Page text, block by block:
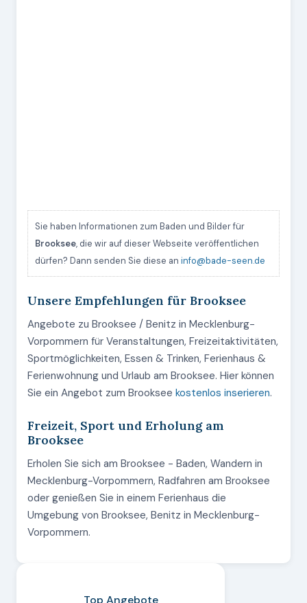
Sie haben Informationen zum Baden und Bilder für
Brooksee, die wir auf dieser Webseite veröffentlichen
dürfen? Dann senden Sie diese an info@bade-seen.de
Unsere Empfehlungen für Brooksee
Angebote zu Brooksee / Benitz in Mecklenburg-
Vorpommern für Veranstaltungen, Freizeitaktivitäten,
Sportmöglichkeiten, Essen & Trinken, Ferienhaus &
Ferienwohnung und Urlaub am Brooksee. Hier können
Sie ein Angebot zum Brooksee kostenlos inserieren.
Freizeit, Sport und Erholung am
Brooksee
Erholen Sie sich am Brooksee - Baden, Wandern in
Mecklenburg-Vorpommern, Radfahren am Brooksee
oder genießen Sie in einem Ferienhaus die
Umgebung von Brooksee, Benitz in Mecklenburg-
Vorpommern.
Top Angebote